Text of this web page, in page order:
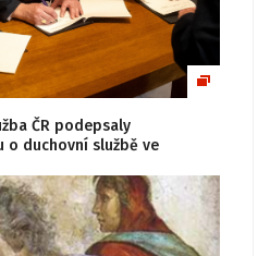
ČR podepsaly
o duchovní službě ve